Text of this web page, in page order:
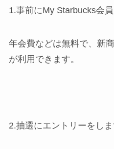
1.事前にMy Starbucks会
年会費などは無料で、新
が利用できます。
2.抽選にエントリーをしま